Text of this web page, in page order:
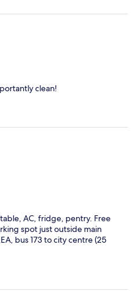
clean!
AC, fridge, pentry. Free
spot just outside main
bus 173 to city centre (25